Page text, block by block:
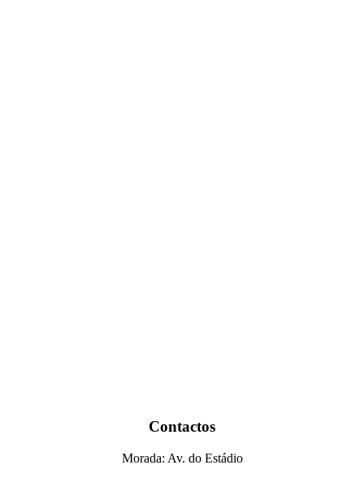
Contactos
Morada: Av. do Estádio